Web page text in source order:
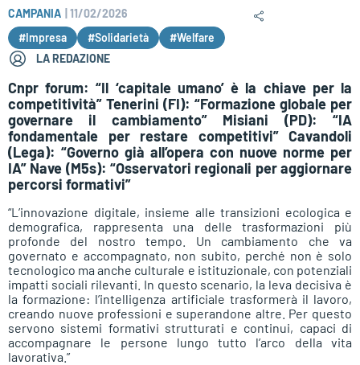
CAMPANIA
11/02/2026
#Impresa
#Solidarietà
#Welfare
LA REDAZIONE
Cnpr forum: “Il ‘capitale umano’ è la chiave per la
competitività” Tenerini (FI): “Formazione globale per
governare il cambiamento” Misiani (PD): “IA
fondamentale per restare competitivi” Cavandoli
(Lega): “Governo già all’opera con nuove norme per
IA” Nave (M5s): “Osservatori regionali per aggiornare
percorsi formativi”
“L’innovazione digitale, insieme alle transizioni ecologica e
demografica, rappresenta una delle trasformazioni più
profonde del nostro tempo. Un cambiamento che va
governato e accompagnato, non subito, perché non è solo
tecnologico ma anche culturale e istituzionale, con potenziali
impatti sociali rilevanti. In questo scenario, la leva decisiva è
la formazione: l’intelligenza artificiale trasformerà il lavoro,
creando nuove professioni e superandone altre. Per questo
servono sistemi formativi strutturati e continui, capaci di
accompagnare le persone lungo tutto l’arco della vita
lavorativa.”